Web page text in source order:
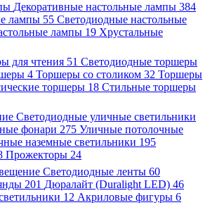
Декоративные настольные лампы 384
лампы 55 Светодиодные настольные
лампы 19 Хрустальные
для чтения 51 Светодиодные торшеры
4 Торшеры со столиком 32 Торшеры
торшеры 18 Стильные торшеры
Светодиодные уличные светильники
фонари 275 Уличные потолочные
наземные светильники 195
Прожекторы 24
Светодиодные ленты 60
201 Дюралайт (Duralight LED) 46
12 Акриловые фигуры 6